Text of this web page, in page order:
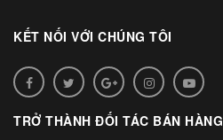
KẾT NỐI VỚI CHÚNG TÔI
TRỞ THÀNH ĐỐI TÁC BÁN HÀNG